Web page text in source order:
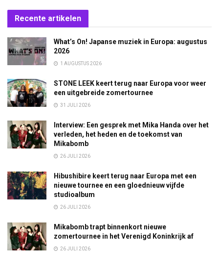
Recente artikelen
What’s On! Japanse muziek in Europa: augustus
2026
1 AUGUSTUS 2026
STONE LEEK keert terug naar Europa voor weer
een uitgebreide zomertournee
31 JULI 2026
Interview: Een gesprek met Mika Handa over het
verleden, het heden en de toekomst van
Mikabomb
26 JULI 2026
Hibushibire keert terug naar Europa met een
nieuwe tournee en een gloednieuw vijfde
studioalbum
26 JULI 2026
Mikabomb trapt binnenkort nieuwe
zomertournee in het Verenigd Koninkrijk af
26 JULI 2026